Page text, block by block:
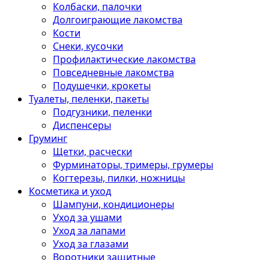
Колбаски, палочки
Долгоиграющие лакомства
Кости
Снеки, кусочки
Профилактические лакомства
Повседневные лакомства
Подушечки, крокеты
Туалеты, пеленки, пакеты
Подгузники, пеленки
Диспенсеры
Груминг
Щетки, расчески
Фурминаторы, тримеры, грумеры
Когтерезы, пилки, ножницы
Косметика и уход
Шампуни, кондиционеры
Уход за ушами
Уход за лапами
Уход за глазами
Воротники защитные